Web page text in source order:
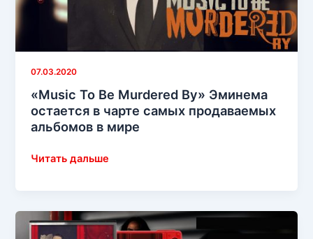
07.03.2020
«Music To Be Murdered By» Эминема
остается в чарте самых продаваемых
альбомов в мире
«Music
Murdered
By»
Читать дальше